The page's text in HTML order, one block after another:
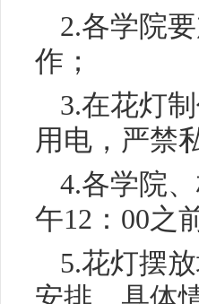
2.各学院
作；
3.在花灯
用电，严禁
4.各学院
午12：00之
5.花灯摆